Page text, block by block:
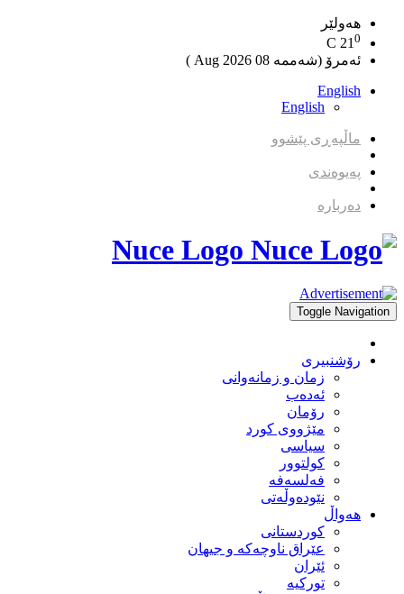
هەولێر
21 0
ئەمرۆ (شەممە 08 2026 Aug )
English
English
ماڵپەڕی پێشوو
پەیوەندی
دەربارە
Nuce Logo
Toggle Navigation
رۆشنبیری
زمان و زمانه‌وانی
ئەدەب
رۆمان
مێژووى کورد
سیاسى
کولتوور
فەلسەفە
نێودەوڵەتی
هەواڵ
کوردستانی
عێراق ناوچەکە و جیهان
ئێران
تورکیە